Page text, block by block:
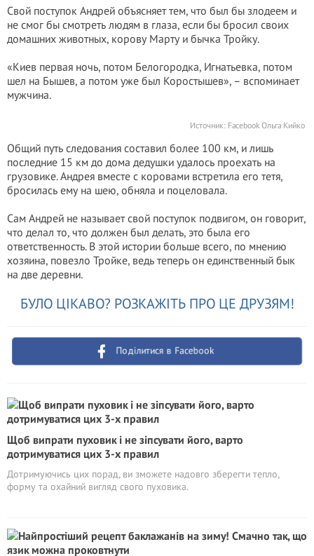
Свой поступок Андрей объясняет тем, что был бы злодеем и
не смог бы смотреть людям в глаза, если бы бросил своих
домашних животных, корову Марту и бычка Тройку.
«Киев первая ночь, потом Белогородка, Игнатьевка, потом
шел на Бышев, а потом уже был Коростышев», – вспоминает
мужчина.
Источник: Facebook Ольга Кийко
Общий путь следования составил более 100 км, и лишь
последние 15 км до дома дедушки удалось проехать на
грузовике. Андрея вместе с коровами встретила его тетя,
бросилась ему на шею, обняла и поцеловала.
Сам Андрей не называет свой поступок подвигом, он говорит,
что делал то, что должен был делать, это была его
ответственность. В этой истории больше всего, по мнению
хозяина, повезло Тройке, ведь теперь он единственный бык
на две деревни.
БУЛО ЦІКАВО? РОЗКАЖІТЬ ПРО ЦЕ ДРУЗЯМ!
Поділитися в Facebook
Щоб випрати пуховик і не зіпсувати його, варто
дотримуватися цих 3-х правил
Дотримуючись цих порад, ви зможете надовго зберегти тепло,
форму та охайний вигляд свого пуховика.